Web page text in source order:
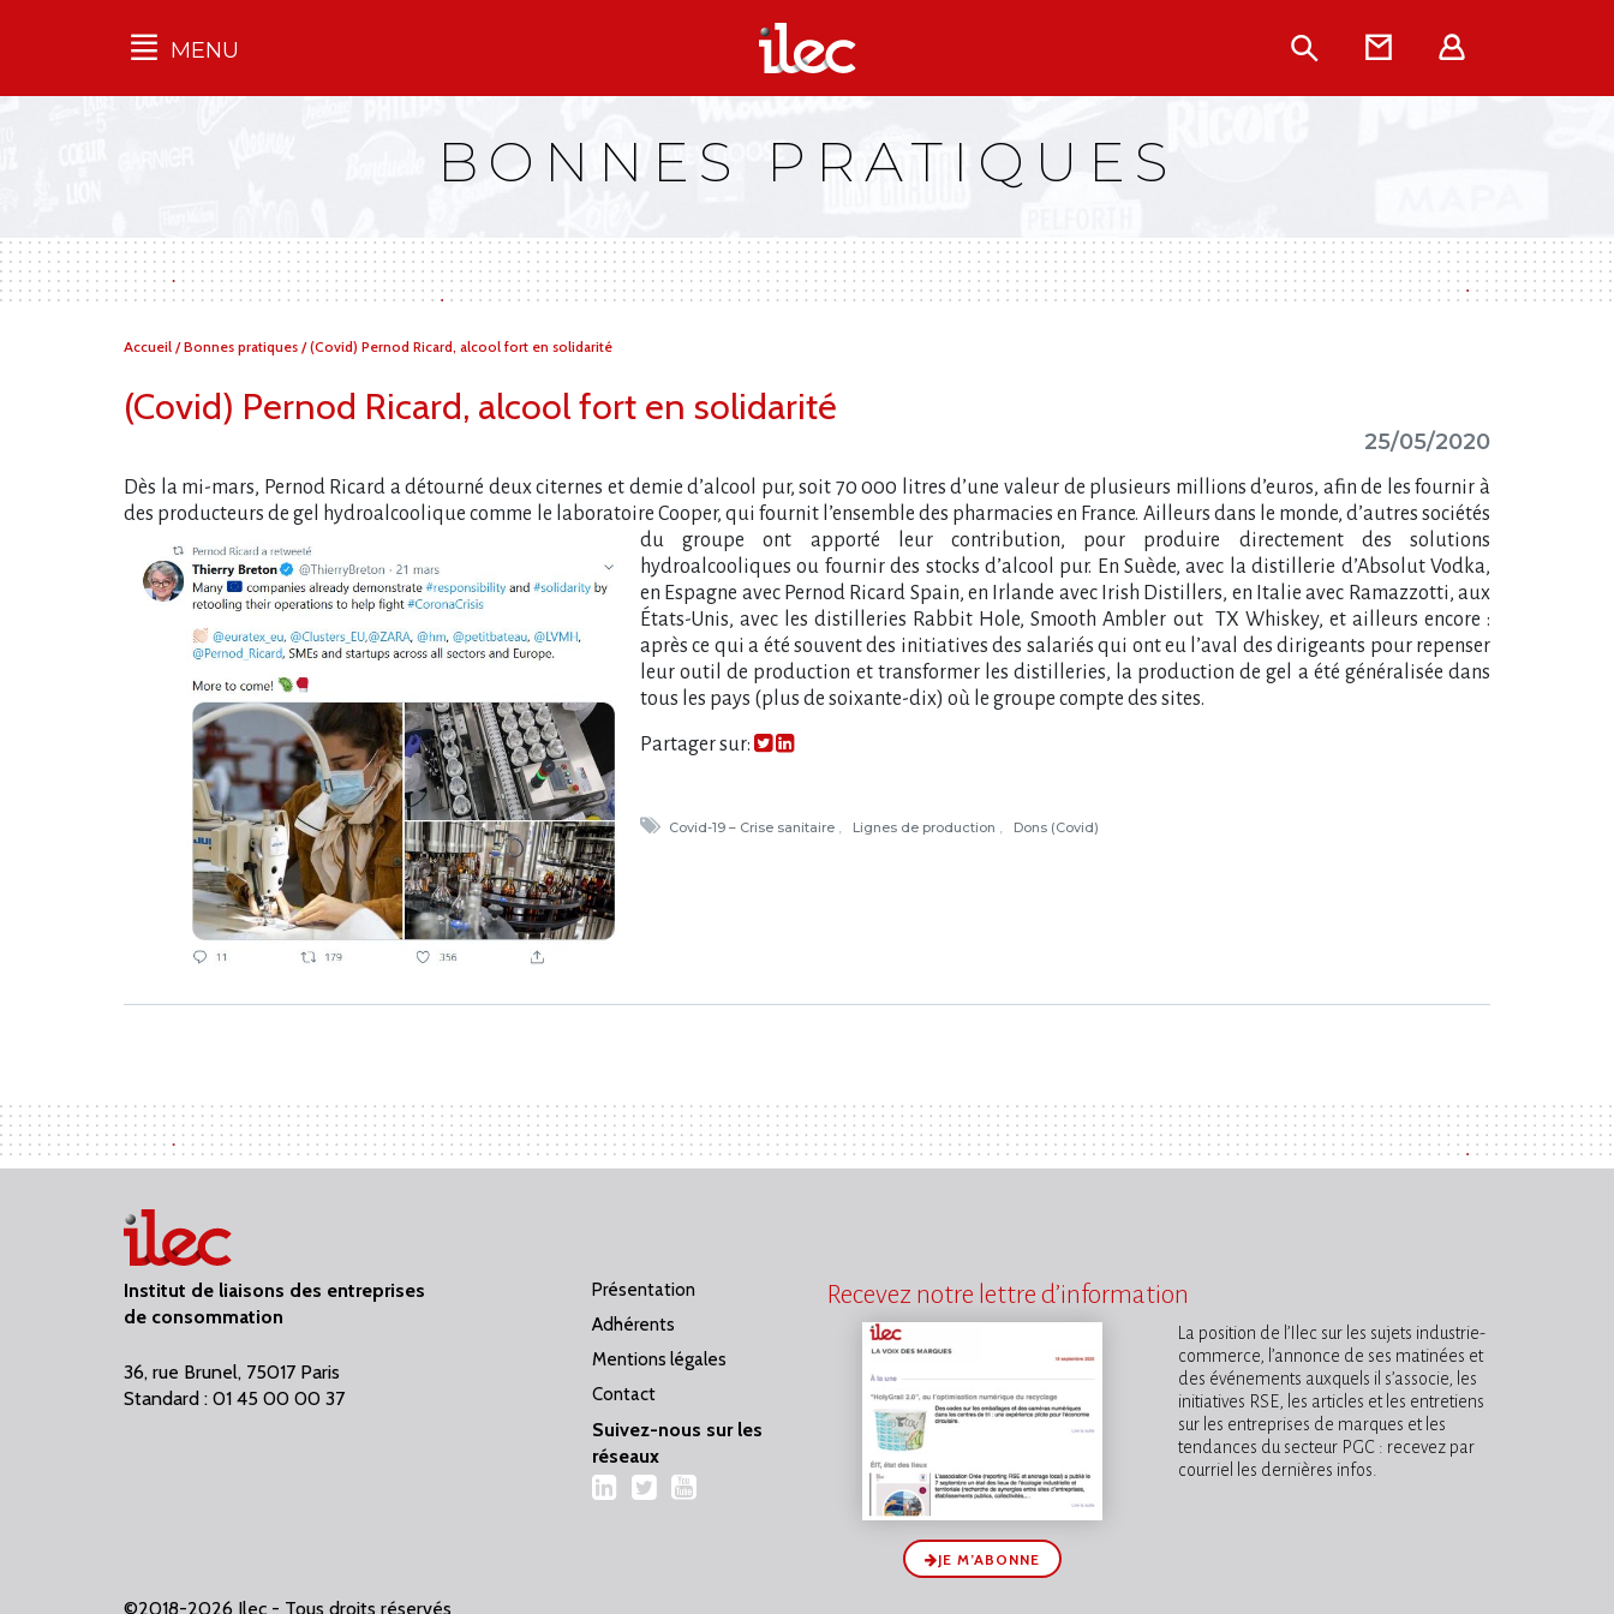
Qu'est-ce que l’Ilec
Campagnes
multimarques
MENU Rechercher
Contact
BONNES PRATIQUES
Vous
Accueil /Bonnes pratiques /(Covid) Pernod Ricard, alcool fort en solidarité
(Covid) Pernod Ricard, alcool fort en solidarité
25/05/2020
Dès la mi-mars, Pernod Ricard a détourné deux citernes et demie d’alcool pur, soit 70 000 litres d’une valeur de plusieurs millions d’euros, afin de les fournir à
des producteurs de gel hydroalcoolique comme le laboratoire Cooper, qui fournit l’ensemble des pharmacies en France. Ailleurs dans le monde, d’autres sociétés
du groupe ont apporté leur contribution, pour produire directement des solutions
hydroalcooliques ou fournir des stocks d’alcool pur. En Suède, avec la distillerie d’Absolut Vodka,
en Espagne avec Pernod Ricard Spain, en Irlande avec Irish Distillers, en Italie avec Ramazzotti, aux
États-Unis, avec les distilleries Rabbit Hole, Smooth Ambler out TX Whiskey, et ailleurs encore :
après ce qui a été souvent des initiatives des salariés qui ont eu l’aval des dirigeants pour repenser
leur outil de production et transformer les distilleries, la production de gel a été généralisée dans
tous les pays (plus de soixante-dix) où le groupe compte des sites.
Partager sur:
Covid-19 – Crise sanitaire Lignes de production Dons (Covid)
Institut de liaisons des entreprises
de consommation
36, rue Brunel, 75017 Paris
Standard : 01 45 00 00 37
Présentation
Adhérents
Mentions légales
Contact
Suivez-nous sur les
réseaux
LinkedIn
TwitterYouTube
Recevez notre lettre d’information
JE M’ABONNE
La position de l’Ilec sur les sujets industrie-
commerce, l’annonce de ses matinées et
des événements auxquels il s’associe, les
initiatives RSE, les articles et les entretiens
sur les entreprises de marques et les
tendances du secteur PGC : recevez par
courriel les dernières infos.
©2018-2026 Ilec - Tous droits réservés